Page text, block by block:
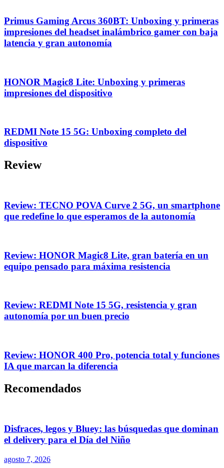
Primus Gaming Arcus 360BT: Unboxing y primeras
impresiones del headset inalámbrico gamer con baja
latencia y gran autonomía
HONOR Magic8 Lite: Unboxing y primeras
impresiones del dispositivo
REDMI Note 15 5G: Unboxing completo del
dispositivo
Review
Review: TECNO POVA Curve 2 5G, un smartphone
que redefine lo que esperamos de la autonomía
Review: HONOR Magic8 Lite, gran batería en un
equipo pensado para máxima resistencia
Review: REDMI Note 15 5G, resistencia y gran
autonomía por un buen precio
Review: HONOR 400 Pro, potencia total y funciones
IA que marcan la diferencia
Recomendados
Disfraces, legos y Bluey: las búsquedas que dominan
el delivery para el Día del Niño
agosto 7, 2026